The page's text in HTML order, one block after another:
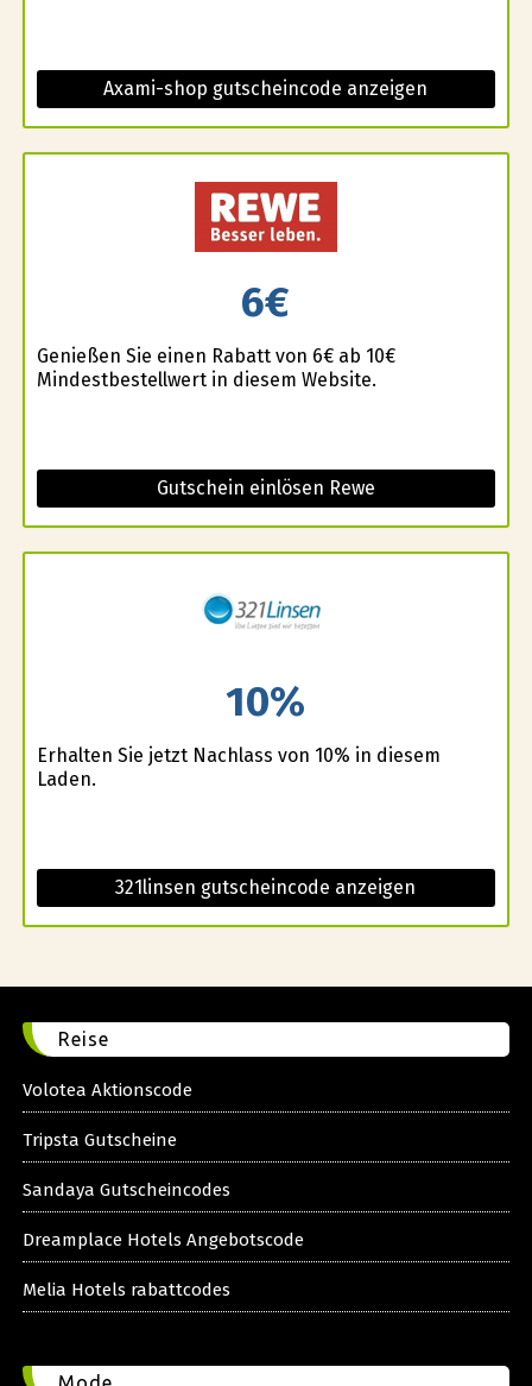
Axami-shop gutscheincode anzeigen
6€
Genießen Sie einen Rabatt von 6€ ab 10€
Mindestbestellwert in diesem Website.
Gutschein einlösen Rewe
10%
Erhalten Sie jetzt Nachlass von 10% in diesem
Laden.
321linsen gutscheincode anzeigen
Reise
Volotea Aktionscode
Tripsta Gutscheine
Sandaya Gutscheincodes
Dreamplace Hotels Angebotscode
Melia Hotels rabattcodes